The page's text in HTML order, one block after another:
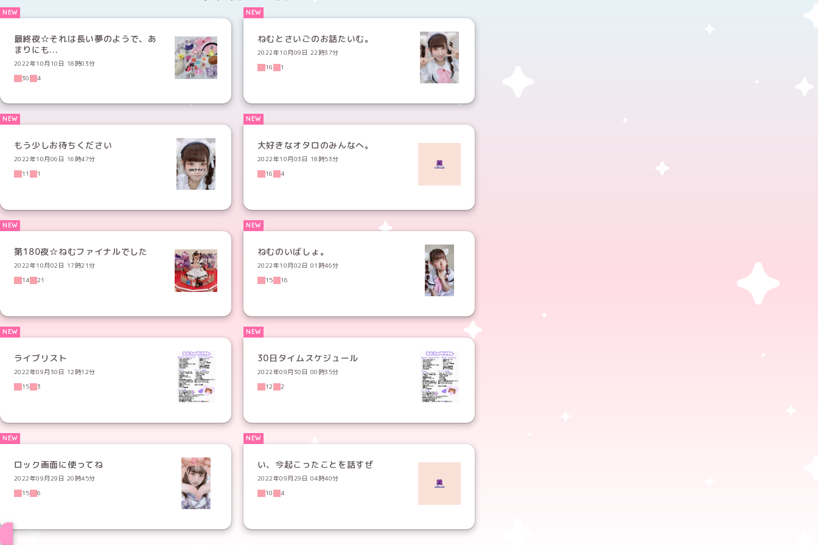
最終夜☆それは長い夢のようで、あ
まりにも...
2022年10月10日 18時03分
30
4
ねむとさいごのお話たいむ。
2022年10月09日 22時37分
16
1
もう少しお待ちください
2022年10月06日 16時47分
11
1
大好きなオタロのみんなへ。
2022年10月03日 18時53分
16
4
第180夜☆ねむファイナルでした
2022年10月02日 17時21分
14
21
ねむのいばしょ。
2022年10月02日 01時46分
15
16
ライブリスト
2022年09月30日 12時12分
15
3
30日タイムスケジュール
2022年09月30日 00時35分
12
2
ロック画面に使ってね
2022年09月29日 20時45分
15
6
い、今起こったことを話すぜ
2022年09月29日 04時40分
10
4